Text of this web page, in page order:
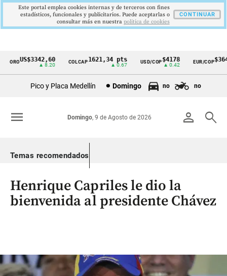
Cintillo
Colombia
OROUS$3342,60
▲ 8.20
COLCAP1621,34 pts
▲ 0.67
USD/COP$4178
▲ 0.42
EUR/COP$3648
Pico y Placa Medellín Domingo no no
person search
Domingo, 9 de Agosto de 2026
menu
Temas recomendados
Henrique Capriles le dio la
bienvenida al presidente Chávez
Este portal emplea cookies internas y de terceros con fines
estadísticos, funcionales y publicitarios. Puede aceptarlas o
consultar más en nuestra politica de cookies
CONTINUAR